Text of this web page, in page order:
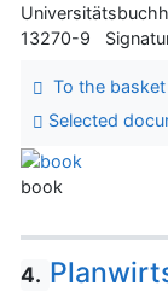
13270-9
To the basket
Selected
book
4.